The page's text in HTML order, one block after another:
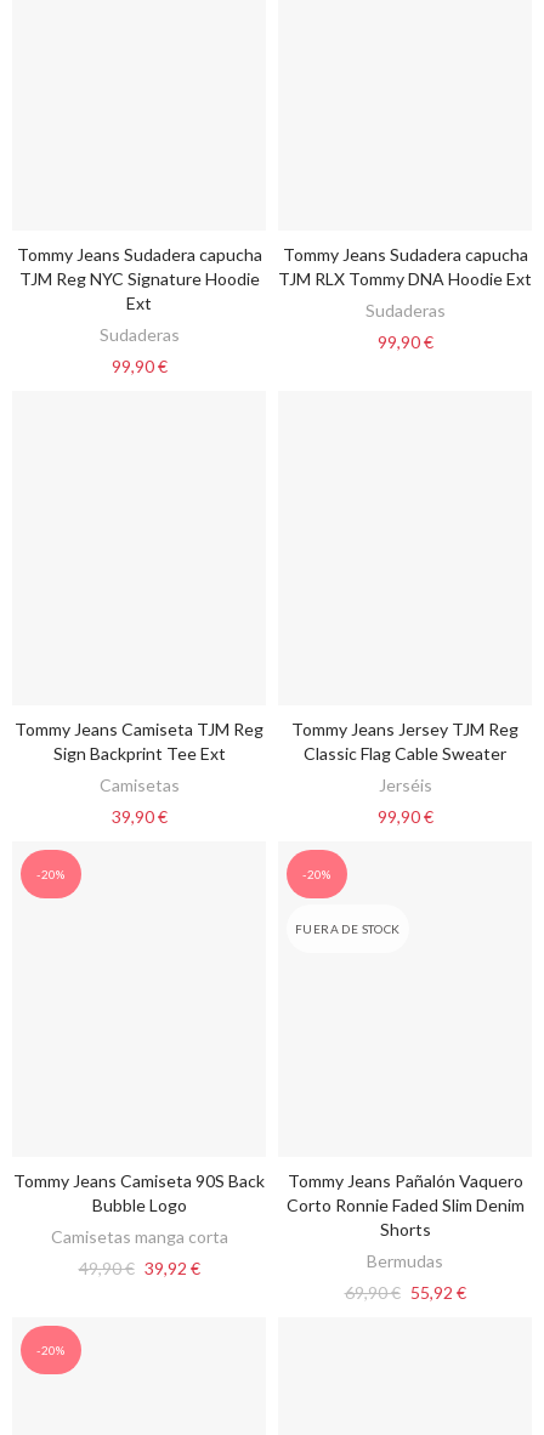
VER OPCIONES
Tommy Jeans Sudadera capucha
TJM Reg NYC Signature Hoodie
Ext
Sudaderas
99,90 €
VER OPCIONES
Tommy Jeans Sudadera capucha
TJM RLX Tommy DNA Hoodie Ext
Sudaderas
99,90 €
VER OPCIONES
Tommy Jeans Camiseta TJM Reg
Sign Backprint Tee Ext
Camisetas
39,90 €
VER OPCIONES
Tommy Jeans Jersey TJM Reg
Classic Flag Cable Sweater
Jerséis
99,90 €
-20%
VER OPCIONES
Tommy Jeans Camiseta 90S Back
Bubble Logo
Camisetas manga corta
49,90 € 39,92 €
-20%
FUERA DE STOCK
VER OPCIONES
Tommy Jeans Pañalón Vaquero
Corto Ronnie Faded Slim Denim
Shorts
Bermudas
69,90 € 55,92 €
-20%